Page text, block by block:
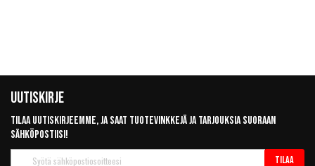
Uutiskirje
Tilaa uutiskirjeemme, ja saat tuotevinkkejä ja tarjouksia suoraan
sähköpostiisi!
Tilaa